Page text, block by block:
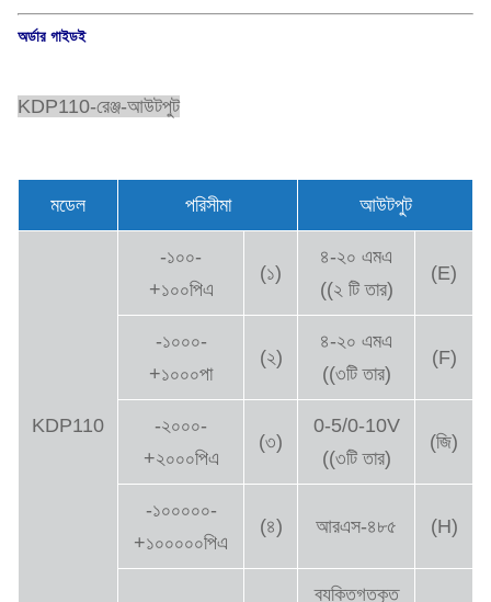
অর্ডার গাইডই
KDP110-রেঞ্জ-আউটপুট
মডেল পরিসীমা আউটপুট
KDP110
-১০০-
+১০০পিএ
(১)
৪-২০ এমএ
((২ টি তার)
(E)
-১০০০-
+১০০০পা
(২)
৪-২০ এমএ
((৩টি তার)
(F)
-২০০০-
+২০০০পিএ
(৩)
0-5/0-10V
((৩টি তার)
(জি)
-১০০০০০-
+১০০০০০পিএ
(৪) আরএস-৪৮৫ (H)
ব্যক্তিগতকৃত